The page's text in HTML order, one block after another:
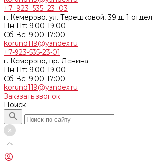
+7‒923‒535‒23‒03
г. Кемерово, ул. Терешковой, 39 д, 1 отдел
Пн-Пт: 9:00-19:00
Cб-Вс: 9:00-17:00
korund119@yandex.ru
+7-923-535-23-01
г. Кемерово, пр. Ленина
Пн-Пт: 9:00-19:00
Cб-Вс: 9:00-17:00
korund119@yandex.ru
Заказать звонок
Поиск